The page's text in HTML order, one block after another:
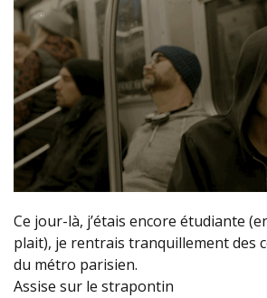
Ce jour-là, j’étais encore étudiante
plait), je rentrais tranquillement des
du métro parisien.
Assise sur le strapontin